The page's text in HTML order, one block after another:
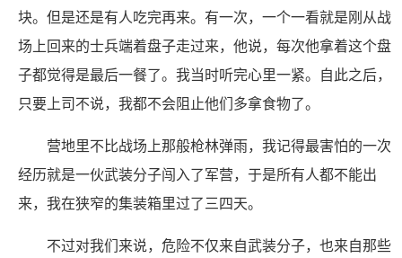
块。但是还是有人吃完再来。有一次，一个一看就是刚从战
场上回来的士兵端着盘子走过来，他说，每次他拿着这个盘
子都觉得是最后一餐了。我当时听完心里一紧。自此之后，
只要上司不说，我都不会阻止他们多拿食物了。
营地里不比战场上那般枪林弹雨，我记得最害怕的一次
经历就是一伙武装分子闯入了军营，于是所有人都不能出
来，我在狭窄的集装箱里过了三四天。
不过对我们来说，危险不仅来自武装分子，也来自那些